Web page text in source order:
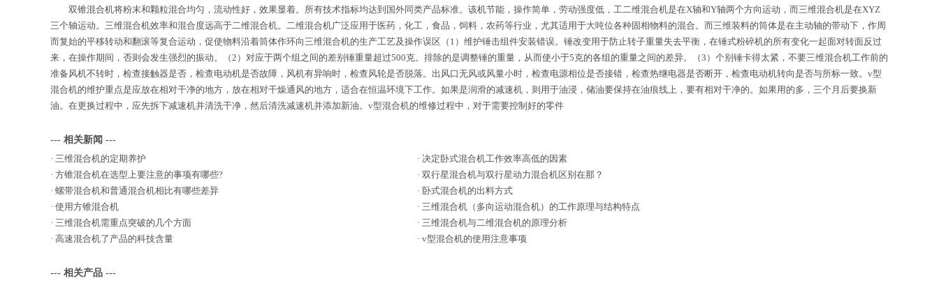
双锥混合机将粉末和颗粒混合均匀，流动性好，效果显着。所有技术指标均达到国外同类产品标准。该机节能，操作简单，劳动强度低，工二维混合机是在X轴和Y轴两个方向运动，而三维混合机是在XYZ
三个轴运动。三维混合机效率和混合度远高于二维混合机。二维混合机广泛应用于医药，化工，食品，饲料，农药等行业，尤其适用于大吨位各种固相物料的混合。而三维装料的筒体是在主动轴的带动下，作周
而复始的平移转动和翻滚等复合运动，促使物料沿着筒体作环向三维混合机的生产工艺及操作误区（1）维护锤击组件安装错误。锤改变用于防止转子重量失去平衡，在锤式粉碎机的所有变化一起面对转面反过
来，在操作期间，否则会发生强烈的振动。（2）对应于两个组之间的差别锤重量超过500克。排除的是调整锤的重量，从而使小于5克的各组的重量之间的差异。（3）个别锤卡得太紧，不要三维混合机工作前的
准备风机不转时，检查接触器是否，检查电动机是否故障，风机有异响时，检查风轮是否脱落。出风口无风或风量小时，检查电源相位是否接错，检查热继电器是否断开，检查电动机转向是否与所标一致。v型
混合机的维护重点是应放在相对干净的地方，放在相对干燥通风的地方，适合在恒温环境下工作。如果是润滑的减速机，则用于油浸，储油要保持在油痕线上，要有相对干净的。如果用的多，三个月后要换新
油。在更换过程中，应先拆下减速机并清洗干净，然后清洗减速机并添加新油。v型混合机的维修过程中，对于需要控制好的零件
--- 相关新闻 ---
· 三维混合机的定期养护 · 决定卧式混合机工作效率高低的因素
· 方锥混合机在选型上要注意的事项有哪些? · 双行星混合机与双行星动力混合机区别在那？
· 螺带混合机和普通混合机相比有哪些差异 · 卧式混合机的出料方式
· 使用方锥混合机 · 三维混合机（多向运动混合机）的工作原理与结构特点
· 三维混合机需重点突破的几个方面 · 三维混合机与二维混合机的原理分析
· 高速混合机了产品的科技含量 · v型混合机的使用注意事项
--- 相关产品 ---